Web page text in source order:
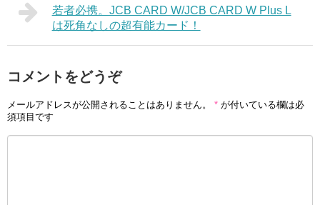
若者必携。JCB CARD W/JCB CARD W Plus L
は死角なしの超有能カード！
コメントをどうぞ
メールアドレスが公開されることはありません。 * が付いている欄は必
須項目です